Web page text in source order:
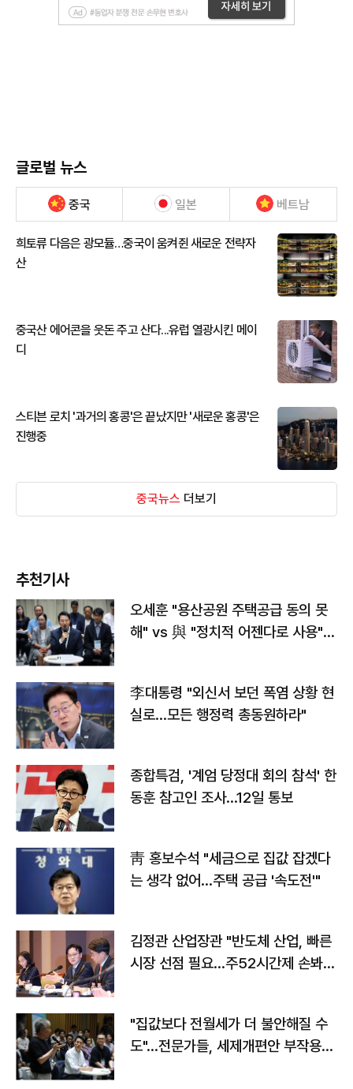
글로벌 뉴스
중국 일본 베트남
희토류 다음은 광모듈…중국이 움켜쥔 새로운 전략자
산
중국산 에어콘을 웃돈 주고 산다...유럽 열광시킨 메이
디
스티븐 로치 '과거의 홍콩'은 끝났지만 '새로운 홍콩'은
진행중
중국뉴스 더보기
추천기사
오세훈 "용산공원 주택공급 동의 못
해" vs 與 "정치적 어젠다로 사용"
李대통령 "외신서 보던 폭염 상황 현
실로…모든 행정력 총동원하라"
종합특검, '계엄 당정대 회의 참석' 한
동훈 참고인 조사...12일 통보
靑 홍보수석 "세금으로 집값 잡겠다
는 생각 없어…주택 공급 '속도전'"
김정관 산업장관 "반도체 산업, 빠른
시장 선점 필요…주52시간제 손봐
"집값보다 전월세가 더 불안해질 수
도"…전문가들, 세제개편안 부작용